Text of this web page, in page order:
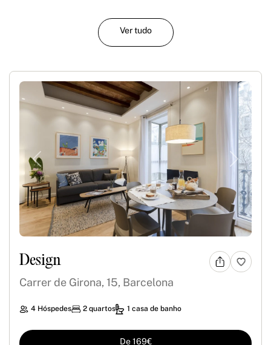
Ver tudo
Previous Next
Design
Carrer de Girona, 15, Barcelona
4 Hóspedes 2 quartos 1 casa de banho